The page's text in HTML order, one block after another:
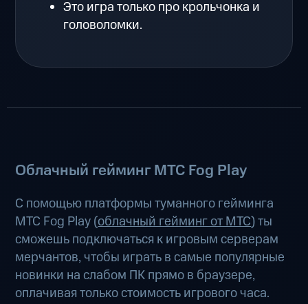
Это игра только про крольчонка и
головоломки.
Облачный гейминг МТС Fog Play
С помощью платформы туманного гейминга
МТС Fog Play (облачный гейминг от МТС) ты
сможешь подключаться к игровым серверам
мерчантов, чтобы играть в самые популярные
новинки на слабом ПК прямо в браузере,
оплачивая только стоимость игрового часа.